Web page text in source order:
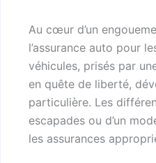
Au cœur d’un
l’assurance auto pour
véhicules, prisés par
en quête de liberté,
particulière. Les
escapades ou d’un
les assurances